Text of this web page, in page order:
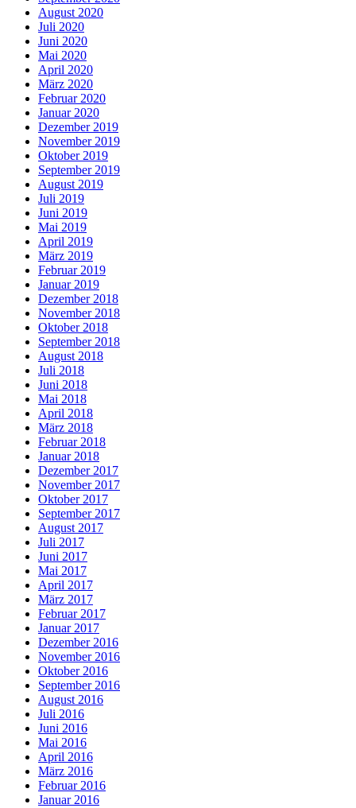
August 2020
Juli 2020
Juni 2020
Mai 2020
April 2020
März 2020
Februar 2020
Januar 2020
Dezember 2019
November 2019
Oktober 2019
September 2019
August 2019
Juli 2019
Juni 2019
Mai 2019
April 2019
März 2019
Februar 2019
Januar 2019
Dezember 2018
November 2018
Oktober 2018
September 2018
August 2018
Juli 2018
Juni 2018
Mai 2018
April 2018
März 2018
Februar 2018
Januar 2018
Dezember 2017
November 2017
Oktober 2017
September 2017
August 2017
Juli 2017
Juni 2017
Mai 2017
April 2017
März 2017
Februar 2017
Januar 2017
Dezember 2016
November 2016
Oktober 2016
September 2016
August 2016
Juli 2016
Juni 2016
Mai 2016
April 2016
März 2016
Februar 2016
Januar 2016